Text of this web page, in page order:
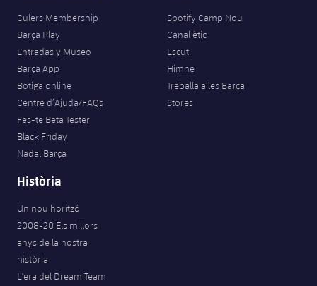
Culers Membership
Barça Play
Entradas y Museo
Barça App
Botiga online
Centre d’Ajuda/FAQs
Fes-te Beta Tester
Black Friday
Nadal Barça
Spotify Camp Nou
Canal ètic
Escut
Himne
Treballa a les Barça
Stores
Història
Un nou horitzó
2008-20 Els millors
anys de la nostra
història
L'era del Dream Team